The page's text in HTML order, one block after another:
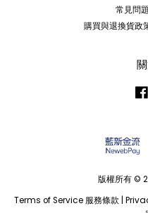
常見問
購買與退換貨政
版權所有 ©
Terms of Service 服務條款